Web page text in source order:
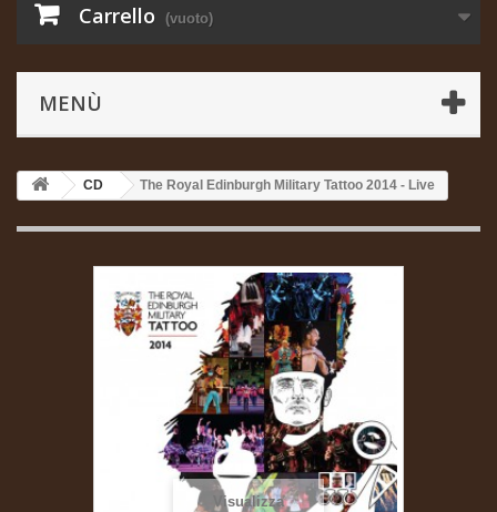
Carrello (vuoto)
MENÙ
CD The Royal Edinburgh Military Tattoo 2014 - Live
Visualizza